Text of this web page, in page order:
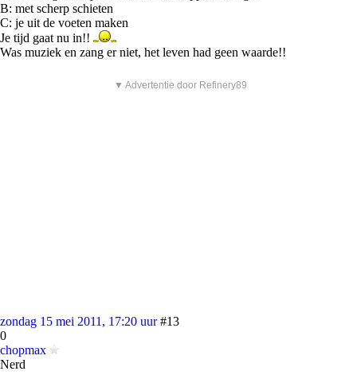
B: met scherp schieten
C: je uit de voeten maken
Je tijd gaat nu in!!
Was muziek en zang er niet, het leven had geen waarde!!
▼ Advertentie door Refinery89
zondag 15 mei 2011, 17:20 uur #13
0
chopmax
Nerd